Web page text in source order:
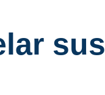
sus